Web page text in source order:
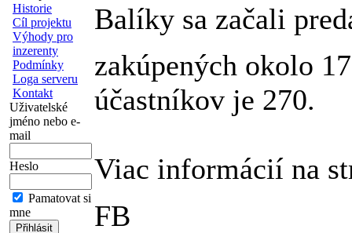
Historie
Cíl projektu
Výhody pro
inzerenty
Podmínky
Loga serveru
Kontakt
Uživatelské
jméno nebo e-
mail
Heslo
Pamatovat si
mne
Balíky sa začali
zakúpených okolo
účastníkov je 270.
Viac informácií na
FB